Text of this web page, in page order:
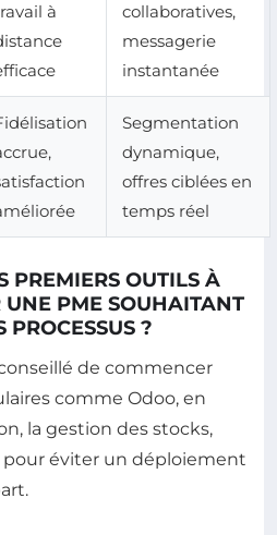
à
collaboratives,
messagerie
instantanée
Segmentation
dynamique,
offres ciblées en
temps réel
PREMIERS OUTILS À
UNE PME SOUHAITANT
PROCESSUS ?
de commencer
comme Odoo, en
la gestion des stocks,
éviter un déploiement